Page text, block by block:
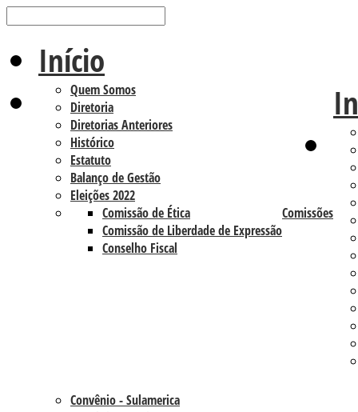
Início
Quem Somos
Diretoria
Diretorias Anteriores
Histórico
Estatuto
Balanço de Gestão
Eleições 2022
Comissões
Comissão de Ética
Comissão de Liberdade de Expressão
Conselho Fiscal
Convênio - Sulamerica